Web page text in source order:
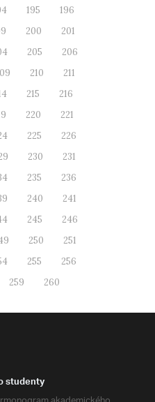
195
196
200
201
205
206
210
211
215
216
220
221
225
226
230
231
235
236
240
241
245
246
250
251
255
256
259 260
studenty